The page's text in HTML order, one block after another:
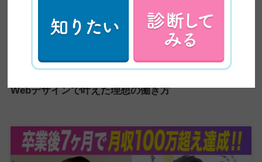
Webデザインで叶えた理想の働き方